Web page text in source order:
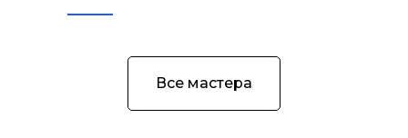
Все мастера